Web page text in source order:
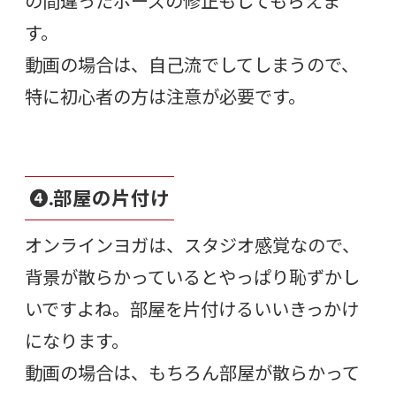
す。
動画の場合は、自己流でしてしまうので、
特に初心者の方は注意が必要です。
❹.部屋の片付け
オンラインヨガは、スタジオ感覚なので、
背景が散らかっているとやっぱり恥ずかし
いですよね。部屋を片付けるいいきっかけ
になります。
動画の場合は、もちろん部屋が散らかって